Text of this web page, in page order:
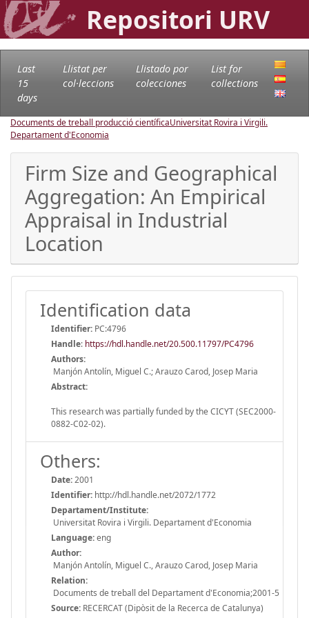
Repositori URV
Last
15
days
Llistat per
col·leccions
Llistado por
colecciones
List for
collections
Documents de treball producció científicaUniversitat Rovira i Virgili.
Departament d'Economia
Firm Size and Geographical
Aggregation: An Empirical
Appraisal in Industrial
Location
Identification data
Identifier: PC:4796
Handle: https://hdl.handle.net/20.500.11797/PC4796
Authors:
Manjón Antolín, Miguel C.; Arauzo Carod, Josep Maria
Abstract:
This research was partially funded by the CICYT (SEC2000-
0882-C02-02).
Others:
Date:2001
Identifier: http://hdl.handle.net/2072/1772
Departament/Institute:
Universitat Rovira i Virgili. Departament d'Economia
Language:eng
Author:
Manjón Antolín, Miguel C., Arauzo Carod, Josep Maria
Relation:
Documents de treball del Departament d'Economia;2001-5
Source: RECERCAT (Dipòsit de la Recerca de Catalunya)